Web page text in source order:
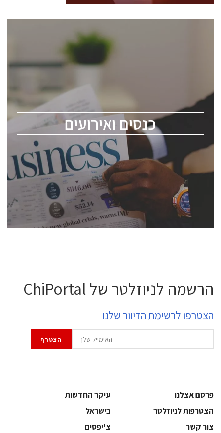
כנסים ואירועים
כנסים ואירועים
לכל העוסקים בתעשיית הסמיקונדקטור כולל מהנדסים,
ChipEx2026 will be held on May 12-13, 2026. The
conference is intended for everyone involved in the
semiconductor industry, including engineers,
professional experts, and senior executives.
לחץ לפרטים
הרשמה לניוזלטר של ChiPortal
הצטרפו לרשימת הדיוור שלנו
פרסם אצלנו
עיקר החדשות
הצטרפות לניוזלטר
בישראל
צור קשר
צ'יפסים